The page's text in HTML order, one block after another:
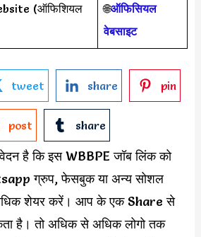
(ऑफिशियल
🌐ऑफिसियल
वेबसाइट
tweet share pin
post share
है कि इस WBBPE जॉब लिंक को
ग्रुप, फेसबुक या अन्य सोशल
शेयर करें। आप के एक Share से
है। तो अधिक से अधिक लोगो तक